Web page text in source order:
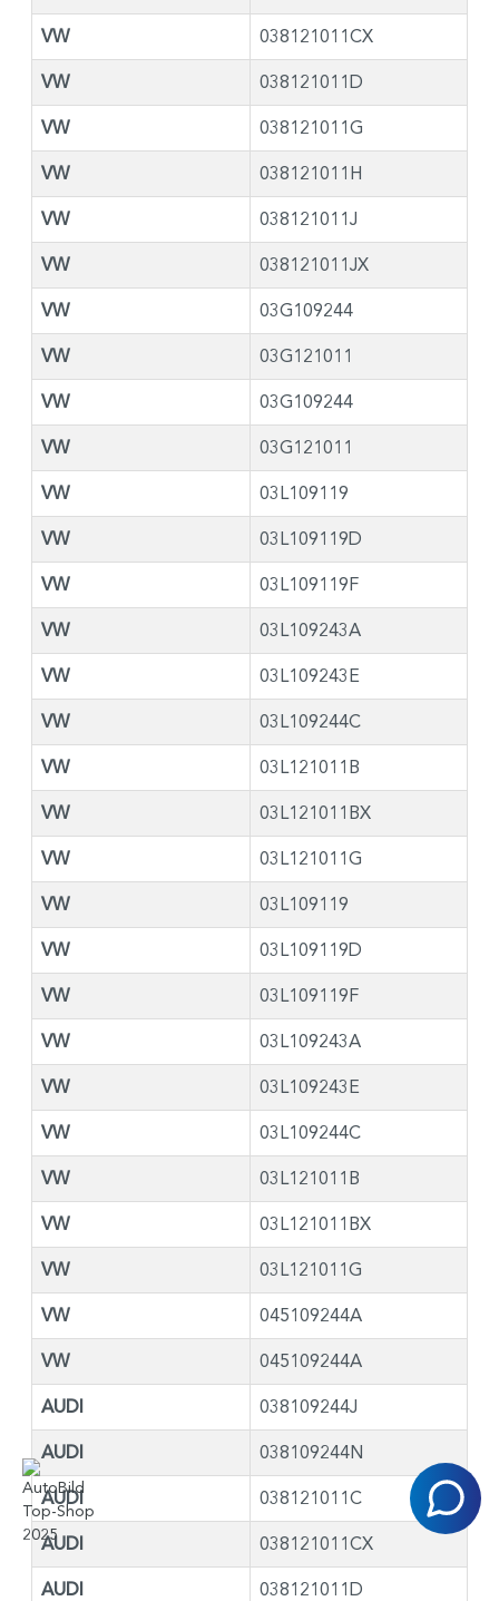
VW 038121011CX
VW 038121011D
VW 038121011G
VW 038121011H
VW 038121011J
VW 038121011JX
VW 03G109244
VW 03G121011
VW 03G109244
VW 03G121011
VW 03L109119
VW 03L109119D
VW 03L109119F
VW 03L109243A
VW 03L109243E
VW 03L109244C
VW 03L121011B
VW 03L121011BX
VW 03L121011G
VW 03L109119
VW 03L109119D
VW 03L109119F
VW 03L109243A
VW 03L109243E
VW 03L109244C
VW 03L121011B
VW 03L121011BX
VW 03L121011G
VW 045109244A
VW 045109244A
AUDI 038109244J
AUDI 038109244N
AUDI 038121011C
AUDI 038121011CX
AUDI 038121011D